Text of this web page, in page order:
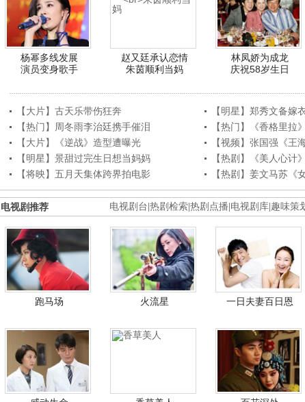
杨幂多线发展
演员变身歌手
赵又廷承认恋情
朱茵顺利当妈
林凤娇为成龙
庆祝58岁生日
【大片】古天乐带伤狂奔
【明星】郑秀文备嫁
【热门】周冬雨李治廷携手催泪
【热门】《香格里拉
【大片】《逆战》造型遭曝光
【视频】张国强《王
【明星】景甜过完生日想当妈妈
【热剧】《美人心计
【将映】五月天集体跨界拍电影
【热剧】姜文马苏《
电视剧台 热剧检索 热剧点播 电视剧库 趣味策
电视剧推荐
跑马场 火流星 一日夫妻百日恩